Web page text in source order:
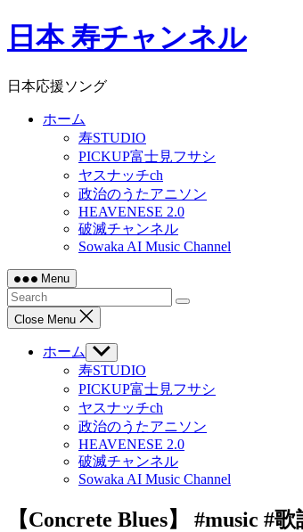
Skip
to日本 寿チャンネル
日本応援ソング
ホーム
寿STUDIO
PICKUP富士見フサシ
ヤスナッチch
政治のうたアニソン
HEAVENESE 2.0
破滅チャンネル
Sowaka AI Music Channel
Menu
Close Menu
ホーム
Show
sub
menu
寿STUDIO
PICKUP富士見フサシ
ヤスナッチch
政治のうたアニソン
HEAVENESE 2.0
破滅チャンネル
Sowaka AI Music Channel
【Concrete Blues】 #music #